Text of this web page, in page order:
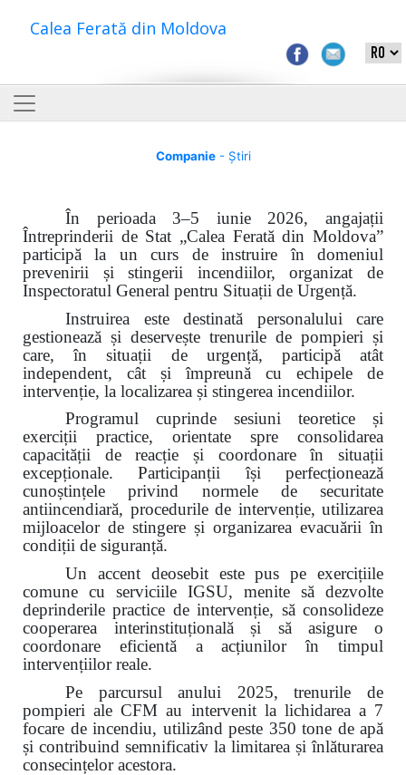
Calea Ferată din Moldova
Companie- Știri
În perioada 3–5 iunie 2026, angajații
Întreprinderii de Stat „Calea Ferată din Moldova”
participă la un curs de instruire în domeniul
prevenirii și stingerii incendiilor, organizat de
Inspectoratul General pentru Situații de Urgență.
Instruirea este destinată personalului care
gestionează și deservește trenurile de pompieri și
care, în situații de urgență, participă atât
independent, cât și împreună cu echipele de
intervenție, la localizarea și stingerea incendiilor.
Programul cuprinde sesiuni teoretice și
exerciții practice, orientate spre consolidarea
capacității de reacție și coordonare în situații
excepționale. Participanții își perfecționează
cunoștințele privind normele de securitate
antiincendiară, procedurile de intervenție, utilizarea
mijloacelor de stingere și organizarea evacuării în
condiții de siguranță.
Un accent deosebit este pus pe exercițiile
comune cu serviciile IGSU, menite să dezvolte
deprinderile practice de intervenție, să consolideze
cooperarea interinstituțională și să asigure o
coordonare eficientă a acțiunilor în timpul
intervențiilor reale.
Pe parcursul anului 2025, trenurile de
pompieri ale CFM au intervenit la lichidarea a 7
focare de incendiu, utilizând peste 350 tone de apă
și contribuind semnificativ la limitarea și înlăturarea
consecințelor acestora.